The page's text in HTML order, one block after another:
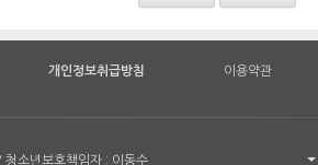
개인정보취급방침 이용약관
소년보호책임자 : 이동수